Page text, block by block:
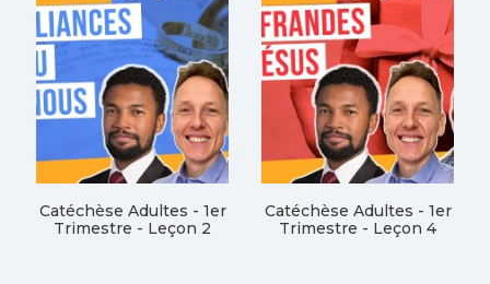
Catéchèse Adultes - 1er
Trimestre - Leçon 2
Catéchèse Adultes - 1er
Trimestre - Leçon 4